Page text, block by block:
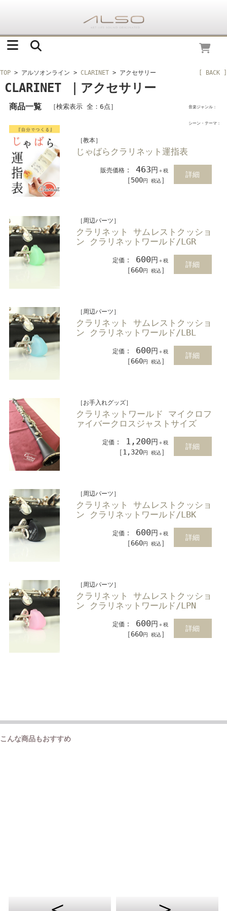
TOP > アルソオンライン > CLARINET > アクセサリー [ BACK ]
CLARINET ｜アクセサリー
音楽ジャンル：
シーン・テーマ：
商品一覧 ［検索表示 全：6点］
［教本］
じゃばらクラリネット運指表
販売価格 ：463円 ＋税
［500円 税込 ］
詳細
［周辺パーツ］
クラリネット サムレストクッショ
ン クラリネットワールド/LGR
定価 ： 600円 ＋税
［660円 税込 ］
詳細
［周辺パーツ］
クラリネット サムレストクッショ
ン クラリネットワールド/LBL
定価 ： 600円 ＋税
［660円 税込 ］
詳細
［お手入れグッズ］
クラリネットワールド マイクロフ
ァイバークロスジャストサイズ
定価 ： 1,200円 ＋税
［1,320円 税込 ］
詳細
［周辺パーツ］
クラリネット サムレストクッショ
ン クラリネットワールド/LBK
定価 ： 600円 ＋税
［660円 税込 ］
詳細
［周辺パーツ］
クラリネット サムレストクッショ
ン クラリネットワールド/LPN
定価 ： 600円 ＋税
［660円 税込 ］
詳細
こんな商品もおすすめ